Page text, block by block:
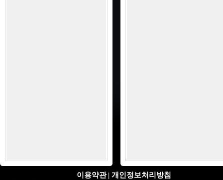
이용약관 | 개인정보처리방침